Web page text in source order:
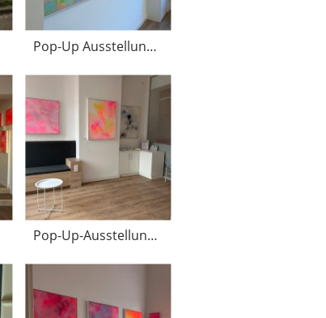
Pop-Up Ausstellung April 2025
Pop-Up-Ausstellung März 2025